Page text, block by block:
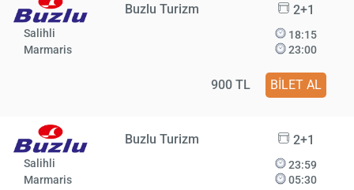
Buzlu Turizm 2+1
Salihli
Marmaris
18:15
23:00
900 TL BİLET AL
Buzlu Turizm 2+1
Salihli
Marmaris
23:59
05:30